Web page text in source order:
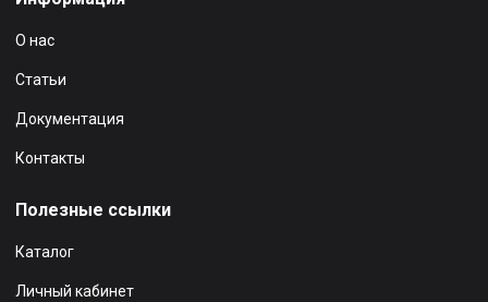
О нас
Статьи
Документация
Контакты
Полезные ссылки
Каталог
Личный кабинет